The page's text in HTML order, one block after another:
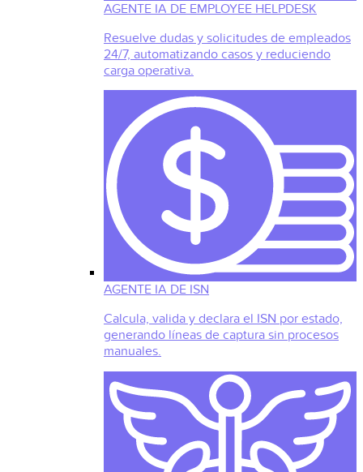
AGENTE IA DE EMPLOYEE HELPDESK
Resuelve dudas y solicitudes de empleados
24/7, automatizando casos y reduciendo
carga operativa.
AGENTE IA DE ISN
Calcula, valida y declara el ISN por estado,
generando líneas de captura sin procesos
manuales.